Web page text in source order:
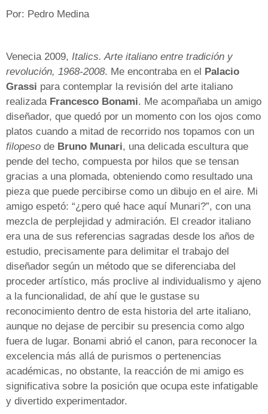
Por: Pedro Medina|
Venecia 2009, Italics. Arte italiano entre tradición y
revolución, 1968-2008. Me encontraba en el Palacio
Grassi para contemplar la revisión del arte italiano
realizada Francesco Bonami. Me acompañaba un amigo
diseñador, que quedó por un momento con los ojos como
platos cuando a mitad de recorrido nos topamos con un
filopeso de Bruno Munari, una delicada escultura que
pende del techo, compuesta por hilos que se tensan
gracias a una plomada, obteniendo como resultado una
pieza que puede percibirse como un dibujo en el aire. Mi
amigo espetó: “¿pero qué hace aquí Munari?”, con una
mezcla de perplejidad y admiración. El creador italiano
era una de sus referencias sagradas desde los años de
estudio, precisamente para delimitar el trabajo del
diseñador según un método que se diferenciaba del
proceder artístico, más proclive al individualismo y ajeno
a la funcionalidad, de ahí que le gustase su
reconocimiento dentro de esta historia del arte italiano,
aunque no dejase de percibir su presencia como algo
fuera de lugar. Bonami abrió el canon, para reconocer la
excelencia más allá de purismos o pertenencias
académicas, no obstante, la reacción de mi amigo es
significativa sobre la posición que ocupa este infatigable
y divertido experimentador.